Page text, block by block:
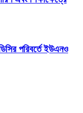
পরিবর্তে ইউএনও